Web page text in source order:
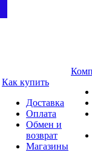
Как купить
Доставка
Оплата
Обмен и
возврат
Магазины